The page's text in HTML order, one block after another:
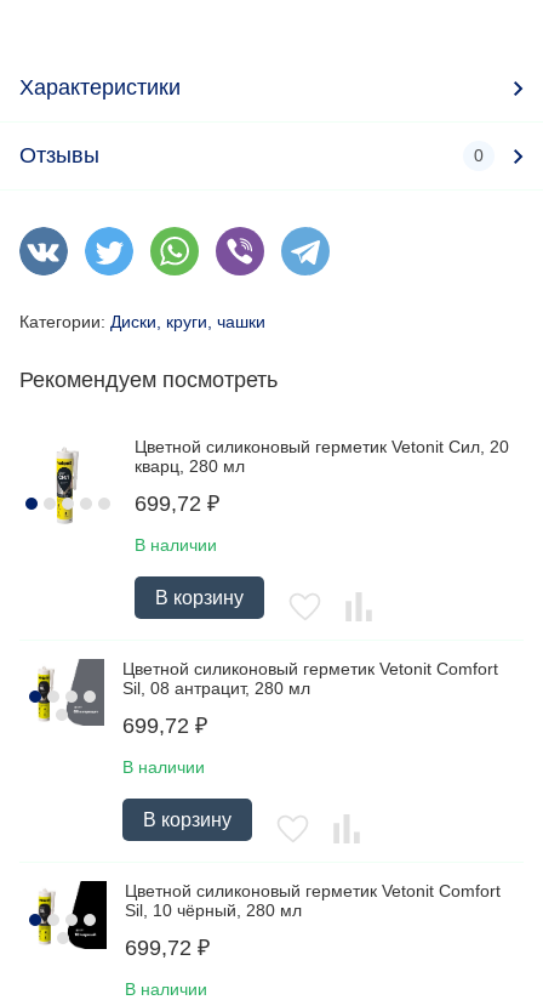
Характеристики
Отзывы 0
Категории: Диски, круги, чашки
Рекомендуем посмотреть
Цветной силиконовый герметик Vetonit Сил, 20
кварц, 280 мл
699,72 ₽
В наличии
В корзину
Цветной силиконовый герметик Vetonit Comfort
Sil, 08 антрацит, 280 мл
699,72 ₽
В наличии
В корзину
Цветной силиконовый герметик Vetonit Comfort
Sil, 10 чёрный, 280 мл
699,72 ₽
В наличии